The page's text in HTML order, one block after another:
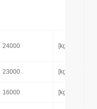
24000 [kg]
23000 [kg]
16000 [kg]